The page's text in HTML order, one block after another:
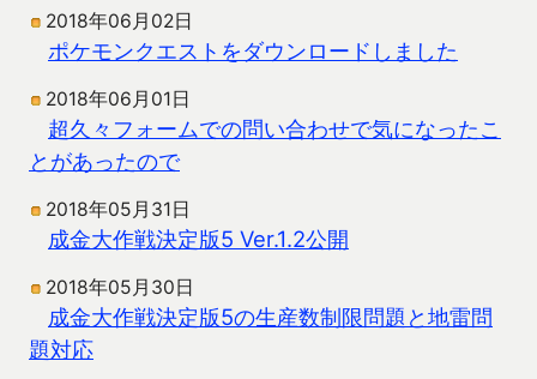
2018年06月02日
ポケモンクエストをダウンロードしました
2018年06月01日
超久々フォームでの問い合わせで気になったこ
とがあったので
2018年05月31日
成金大作戦決定版5 Ver.1.2公開
2018年05月30日
成金大作戦決定版5の生産数制限問題と地雷問
題対応